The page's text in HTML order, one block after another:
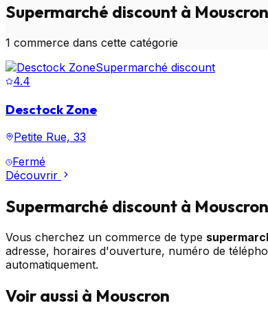
Supermarché discount à Mouscron
1 commerce dans cette catégorie
Supermarché discount
4.4
Desctock Zone
Petite Rue, 33
Fermé
Découvrir
Supermarché discount à Mouscron
Vous cherchez un commerce de type
adresse, horaires d'ouverture, numéro de
automatiquement.
Voir aussi à Mouscron